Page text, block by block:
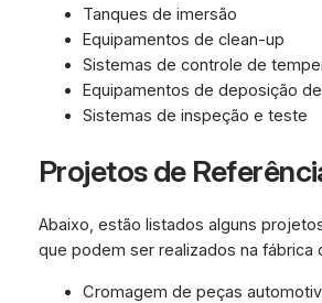
Tanques de imersão
Equipamentos de clean-up
Sistemas de controle de
Equipamentos de deposição
Sistemas de inspeção e teste
Projetos de
Abaixo, estão listados alguns
que podem ser realizados na fábrica
Cromagem de peças